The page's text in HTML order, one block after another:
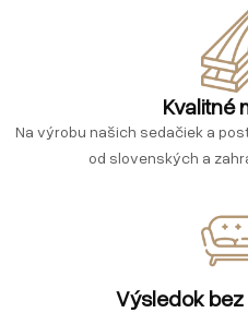
Kvalitné
Na výrobu našich sedačiek a
od slovenských a
Výsledok